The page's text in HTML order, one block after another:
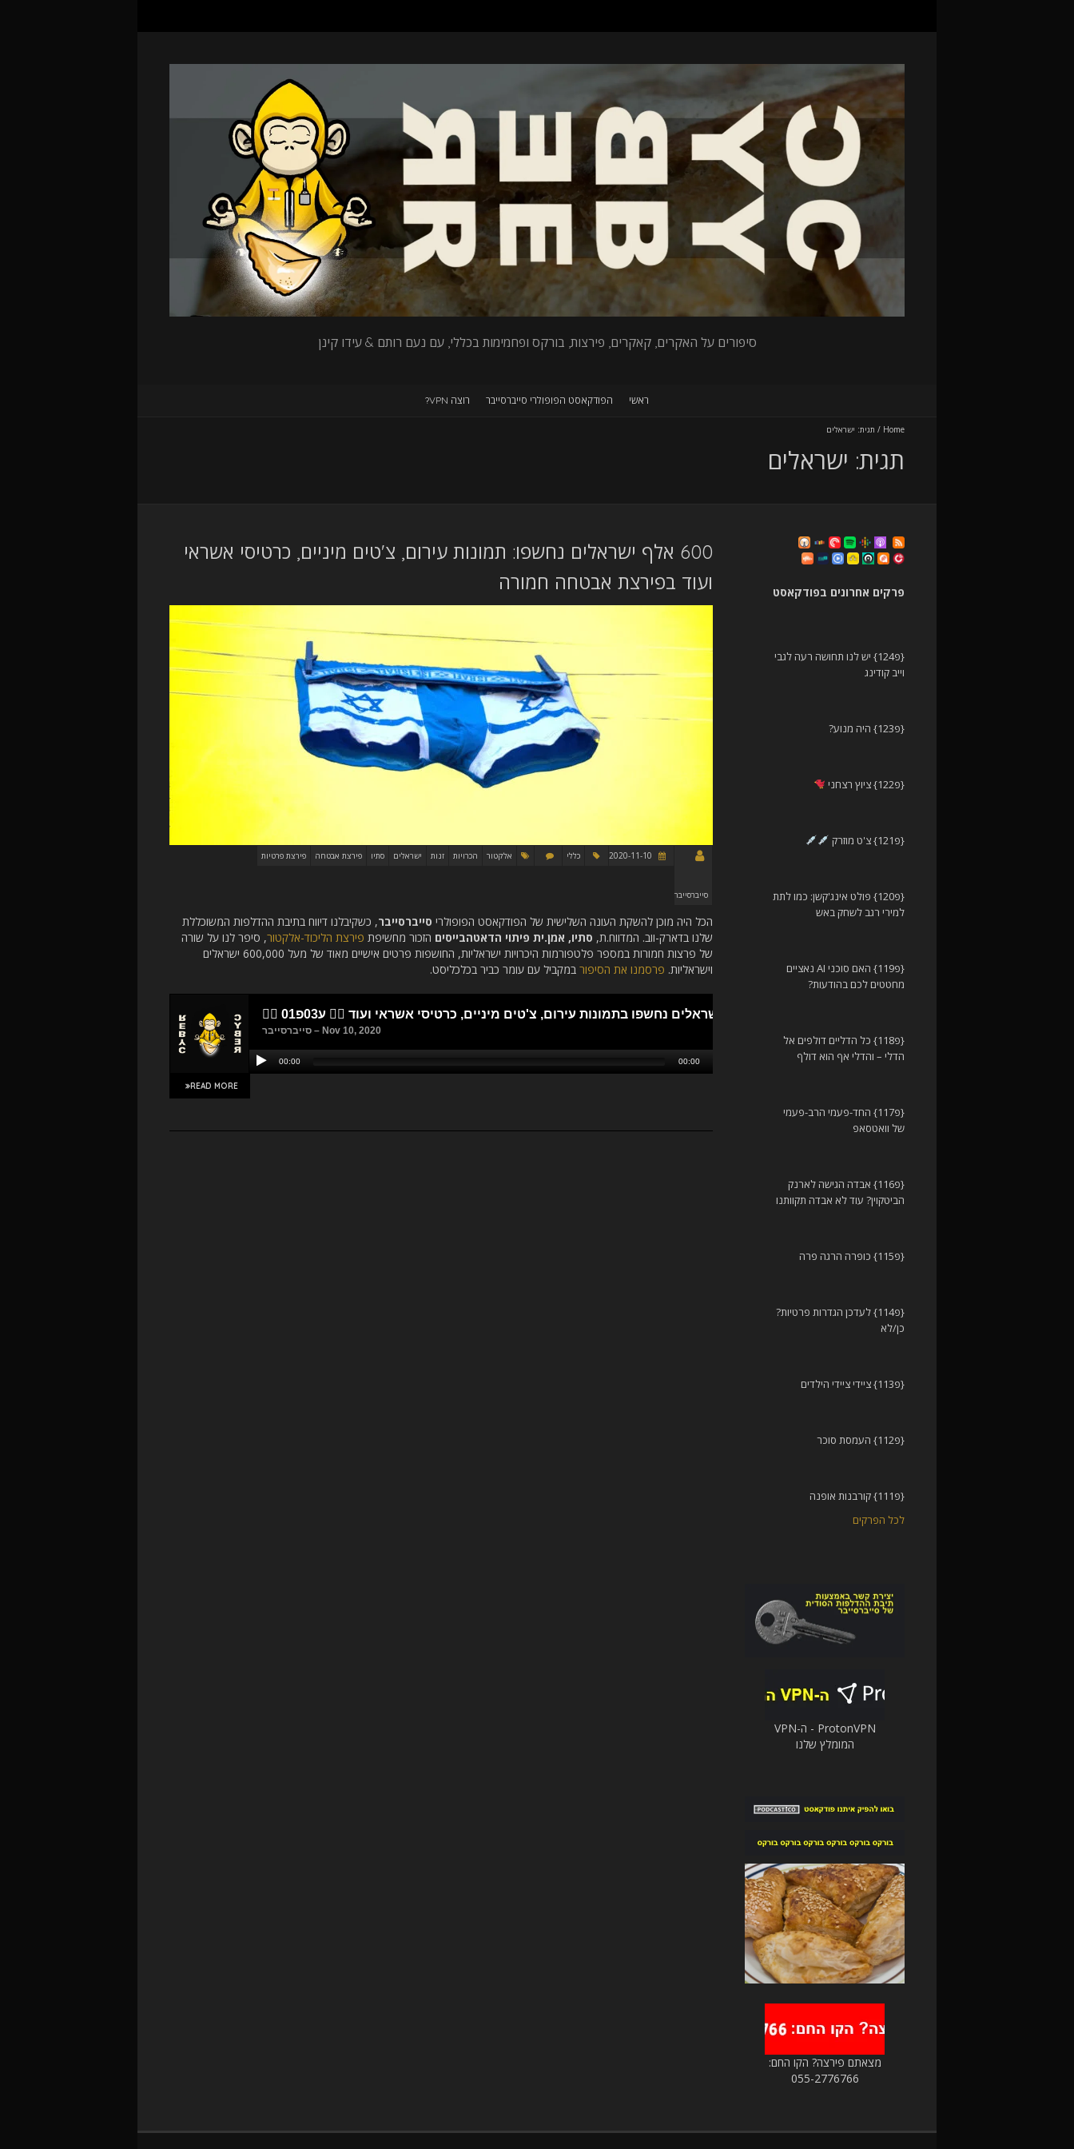
סיפורים על האקרים, קאקרים, פירצות, בורקס ופחמימות בכללי, עם נעם רותם & עידו קינן
ראשי הפודקאסט הפופולרי סייברסייבר רוצה VPN?
Home
/ תגית: ישראלים
תגית: ישראלים
600 אלף ישראלים נחשפו: תמונות עירום, צ'טים מיניים, כרטיסי אשראי
ועוד בפירצת אבטחה חמורה
סייברסייבר
כללי אלקטור הכרויות זנות ישראלים סתיו פירצת אבטחה פירצת פרטיות
הכל היה מוכן להשקת העונה השלישית של הפודקאסט הפופולרי סייברסייבר, כשקיבלנו דיווח בתיבת ההדלפות המשוכללת
שלנו בדארק-ווב. המדווח.ת, סתיו, אמן.ית פיתוי הדאטהבייסים הזכור מחשיפת פירצת הליכוד-אלקטור, סיפר לנו על שורה
של פרצות חמורות במספר פלטפורמות היכרויות ישראליות, החושפות פרטים אישיים מאוד של מעל 600,000 ישראלים
וישראליות. פרסמנו את הסיפור במקביל עם עומר כביר בכלכליסט.
READ MORE
פרקים אחרונים בפודקאסט
{פ124} יש לנו תחושה רעה לגבי
וייב קודינג
{פ123} היה מנוע?
{פ122} ציוץ רצחני
{פ121} צ'ט מוזרק
{פ120} פולט אינג'קשן: כמו לתת
למירי רגב לשחק באש
{פ119} האם סוכני AI נאציים
מחטטים לכם בהודעות?
{פ118} כל הדליים דולפים אל
הדלי – והדלי אף הוא דולף
{פ117} החד-פעמי הרב-פעמי
של וואטסאפ
{פ116} אבדה הגישה לארנק
הביטקוין? עוד לא אבדה תקוותנו
{פ115} כופרה הרגה פרה
{פ114} לעדכן הגדרות פרטיות?
כן/לא
{פ113} ציידי ציידי הילדים
{פ112} העמסת סוכר
{פ111} קורבנות אופנה
לכל הפרקים
ProtonVPN - ה-VPN
המומלץ שלנו
מצאתם פירצה? הקו החם:
055-2776766